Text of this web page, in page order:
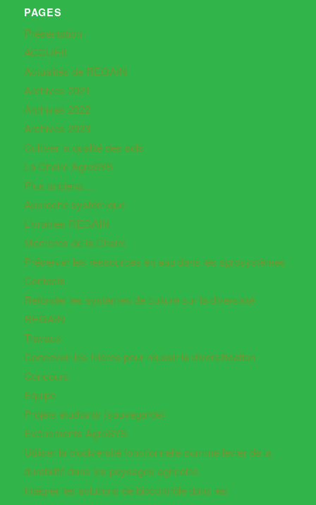
PAGES
Présentation
ACCUEIL
Actualités de REGAIN
Archives 2021
Archives 2022
Archives 2023
Cultiver la qualité des sols
La Chaire AgroSYS
Plus anciens…
Approche systémique
Livrables REGAIN
Membres de la Chaire
Préserver les ressources en eau dans les agrosystèmes
Contacts
Refonder les systèmes de culture sur la diversisté
REGAIN
Travaux
Concevoir les filières pour réussir la diversification
Concours
Equipe
Projets étudiants (sauvegarde)
Evénements AgroSYS
Utiliser la biodiversité fonctionnelle comme levier de la
durabilité dans les paysages agricoles
Intégrer les solutions de biocontrôle dans les